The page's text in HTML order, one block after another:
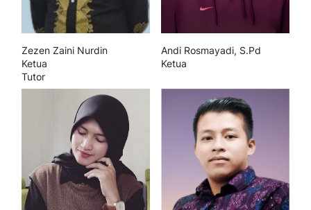
Zezen Zaini Nurdin
Ketua
Tutor
Andi Rosmayadi, S.Pd
Ketua